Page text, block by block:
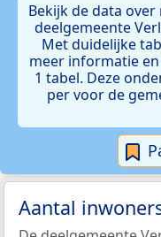
Bekijk de data
deelgemeente
Met duidelijke
meer informatie
1 tabel. Deze
per voor de
Aantal